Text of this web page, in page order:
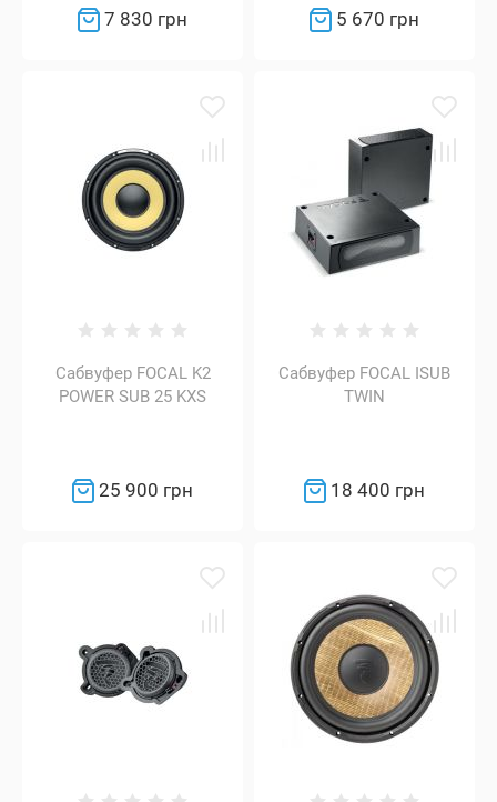
7 830 грн 5 670 грн
Сабвуфер FOCAL K2
POWER SUB 25 KXS
25 900 грн
Сабвуфер FOCAL ISUB
TWIN
18 400 грн